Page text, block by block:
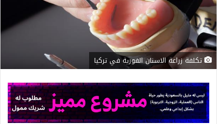
تكلفة زراعة الاسنان الفورية في تركيا